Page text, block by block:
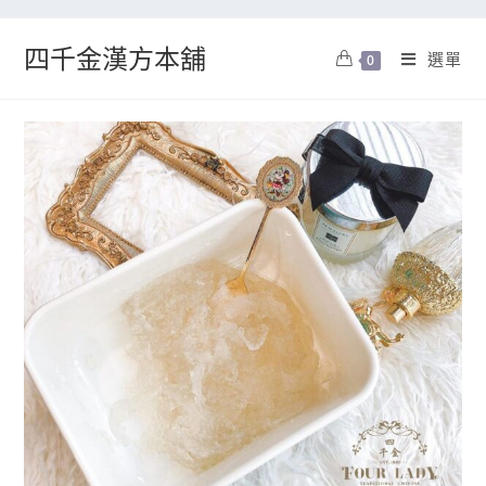
四千金漢方本舖 0 選單